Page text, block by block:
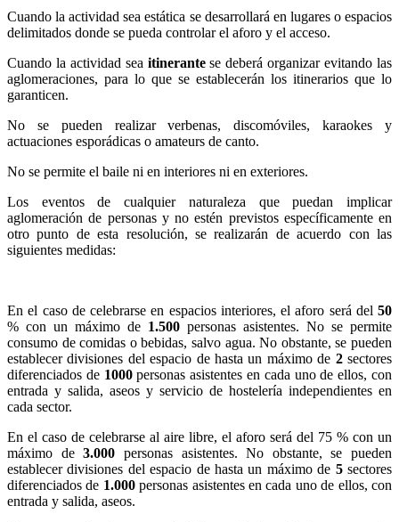
Cuando la actividad sea estática se desarrollará en lugares o espacios
delimitados donde se pueda controlar el aforo y el acceso.
Cuando la actividad sea itinerantese deberá organizar evitando las
aglomeraciones, para lo que se establecerán los itinerarios que lo
garanticen.
No se pueden realizar verbenas, discomóviles, karaokes y
actuaciones esporádicas o amateurs de canto.
No se permite el baile ni en interiores ni en exteriores.
Los eventos de cualquier naturaleza que puedan implicar
aglomeración de personas y no estén previstos específicamente en
otro punto de esta resolución, se realizarán de acuerdo con las
siguientes medidas:
En el caso de celebrarse en espacios interiores, el aforo será del 50
% con un máximo de 1.500 personas asistentes. No se permite
consumo de comidas o bebidas, salvo agua. No obstante, se pueden
establecer divisiones del espacio de hasta un máximo de 2sectores
diferenciados de 1000personas asistentes en cada uno de ellos, con
entrada y salida, aseos y servicio de hostelería independientes en
cada sector.
En el caso de celebrarse al aire libre, el aforo será del 75 % con un
máximo de3.000 personas asistentes. No obstante, se pueden
establecer divisiones del espacio de hasta un máximo de 5sectores
diferenciados de 1.000personas asistentes en cada uno de ellos, con
entrada y salida, aseos.